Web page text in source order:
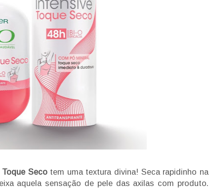
Secotem uma textura divina! Seca rapidinho na
aquela sensação de pele das axilas com produto.